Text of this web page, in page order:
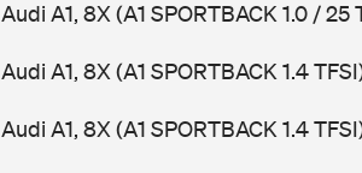
Audi A1, 8X (A1 SPORTBACK 1.0 /
Audi A1, 8X (A1 SPORTBACK 1.4
Audi A1, 8X (A1 SPORTBACK 1.4